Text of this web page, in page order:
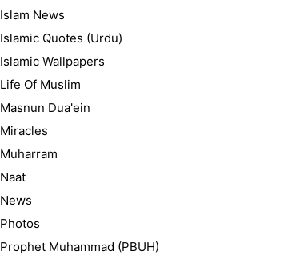
Islam News
Islamic Quotes (Urdu)
Islamic Wallpapers
Life Of Muslim
Masnun Dua'ein
Miracles
Muharram
Naat
News
Photos
Prophet Muhammad (PBUH)